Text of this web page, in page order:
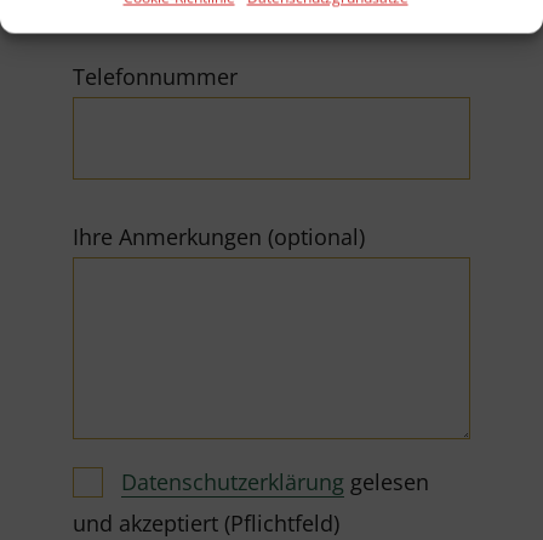
Telefonnummer
Ihre Anmerkungen (optional)
Datenschutzerklärung gelesen
und akzeptiert (Pflichtfeld)